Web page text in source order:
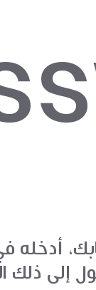
أدخله
إلى ذلك